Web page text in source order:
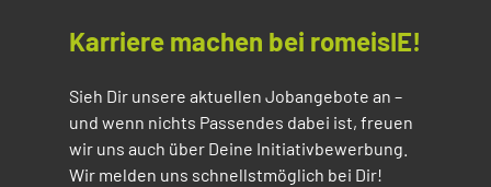
Karriere machen bei romeisIE!
Sieh Dir unsere aktuellen Jobangebote an –
und wenn nichts Passendes dabei ist, freuen
wir uns auch über Deine Initiativbewerbung.
Wir melden uns schnellstmöglich bei Dir!